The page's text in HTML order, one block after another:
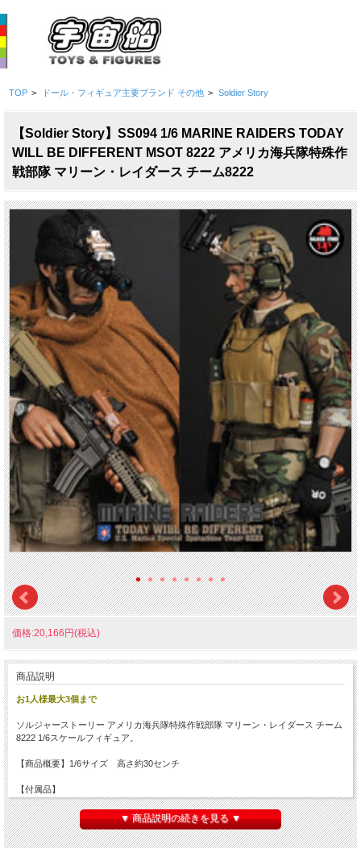
TOP > ドール・フィギュア主要ブランド その他 > Soldier Story
【Soldier Story】SS094 1/6 MARINE RAIDERS TODAY
WILL BE DIFFERENT MSOT 8222 アメリカ海兵隊特殊作
戦部隊 マリーン・レイダース チーム8222
価格:20,166円(税込)
商品説明
お1人様最大3個まで
ソルジャーストーリー アメリカ海兵隊特殊作戦部隊 マリーン・レイダース チーム
8222 1/6スケールフィギュア。
【商品概要】1/6サイズ 高さ約30センチ
【付属品】
.CP NIGHTCAP、.NATO WOODLAND COMBAT SHIRT、.NATO WOODLAND
COMBATPANTS、.TEE、.BELT、.MILITARYEMERGENCYTOURNIQUET、.CP
LV-MBAV BODY ARMOR 、.DISRUPTIVE ENVIRONMENTS(D3) CHEST
RIG、.D3x MULTI-MISSION HANGER、.KAMEEZ (FR) PERAHAN
▼ 商品説明の続きを見る ▼